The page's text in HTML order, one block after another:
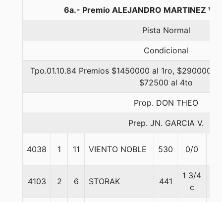
6a.- Premio ALEJANDRO MARTINEZ V.,
Pista Normal
Condicional
Tpo.01.10.84 Premios $1450000 al 1ro, $290000
$72500 al 4to
Prop. DON THEO
Prep. JN. GARCIA V.
4038 1 11 VIENTO NOBLE 530 0/0
4103 2 6 STORAK 441
1 3/4
c